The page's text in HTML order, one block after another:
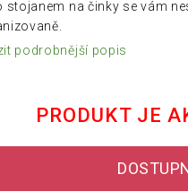
stojanem na činky se vám
podrobnější popis
PRODUKT JE